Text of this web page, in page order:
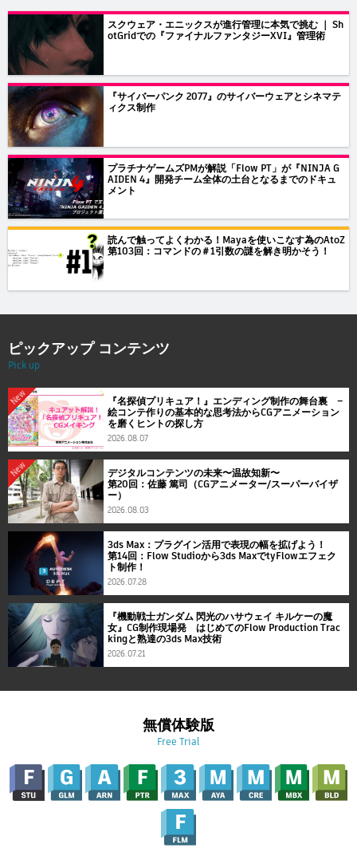
スクウェア・エニックスが進行管理に本気で挑む ｜ Sh
otGridでの『ファイナルファンタジーXVI』管理術
『サイバーパンク 2077』のサイバーウェアとシネマテ
ィクス制作
プラチナゲームズPMが解説「Flow PT」が『NINJA G
AIDEN 4』開発チーム全体の土台となるまでのドキュ
メント
読んで触ってよくわかる！Mayaを使いこなす為のAtoZ
第103回：コマンドの＃1引数の謎を解き明かそう！
ピックアップ コンテンツ
Pick up
New
『名探偵プリキュア！』エンディング制作の舞台裏 ―
絵コンテ作りの基本的な思考法からCGアニメーション
を磨くヒントの探し方
2026.08.07
New
デジタルコンテンツの未来〜温故知新〜
第20回：佐藤 篤司（CGアニメーター/スーパーバイザ
ー）
2026.08.03
3ds Max：プラグイン活用で表現の幅を拡げよう！
第14回：Flow Studioから3ds MaxでtyFlowエフェク
ト制作！
2026.07.28
『機動戦士ガンダム 閃光のハサウェイ キルケーの魔
女』CG制作現場発 はじめてのFlow Production Trac
kingと熟達の3ds Max技術
2026.07.21
無償体験版
Free Trial